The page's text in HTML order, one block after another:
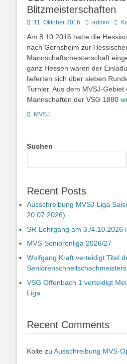
Blitzmeisterschaften
Posted
11. Oktober 2016 Autoradmin
Am 8.10.2016 hatte die
nach Gernsheim zur
Mannschaftsmeisterschaft
ganz Hessen waren der
lieferten sich über sieben
Turnier. Aus dem MVSJ-Gebiet
Mannschaften der VSG 1880
Kategorien
MVSJ
Suchen
Recent Posts
Ausschreibung MVSJ-Liga
20.07.2026)
SR-Lehrgang am 3./4.10.2026
MVS-Seniorenliga 2026/27
Wolfgang Kraft verteidigt Titel
Seniorenschnellschachmeisters
VSG Offenbach 1 verteidigt
Liga
Recent Comments
Kolte zu Ausschreibung MVS-